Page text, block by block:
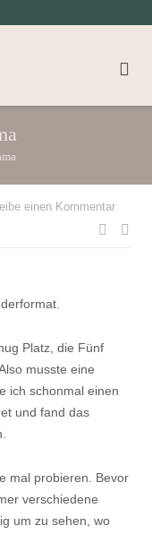
einen Kommentar
Platz, die Fünf
musste eine
ich schonmal einen
und fand das
mal probieren. Bevor
verschiedene
um zu sehen, wo